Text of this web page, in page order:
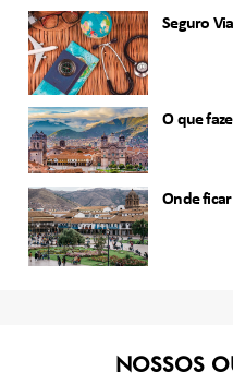
Seguro
O que
Onde ficar
NOSSOS